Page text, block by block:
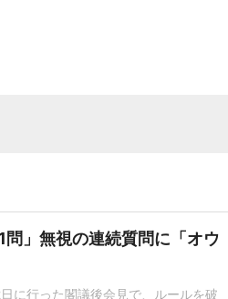
」無視の連続質問に「オウ
に行った閣議後会見で、ルールを破